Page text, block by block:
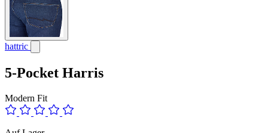
hattric
5-Pocket Harris
Modern Fit